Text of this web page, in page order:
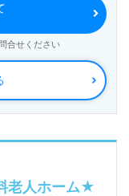
合せください
老人ホーム★